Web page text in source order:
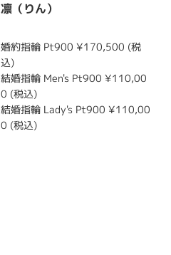
凛（りん）
婚約指輪 Pt900 ¥170,500 (税
込)
結婚指輪 Men's Pt900 ¥110,00
0 (税込)
結婚指輪 Lady's Pt900 ¥110,00
0 (税込)